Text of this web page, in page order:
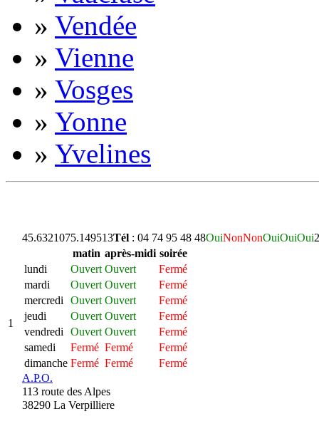
» Vendée
» Vienne
» Vosges
» Yonne
» Yvelines
1
45.6321075.149513Tél : 04 74 95 48 48OuiNonNonOuiOuiOui
matin après-midi soirée
lundi
Ouvert Ouvert
Fermé
mardi
Ouvert Ouvert
Fermé
mercredi
Ouvert Ouvert
Fermé
jeudi
Ouvert Ouvert
Fermé
vendredi
Ouvert Ouvert
Fermé
samedi
Fermé Fermé
Fermé
dimanche Fermé Fermé Fermé
A.P.O.
113 route des Alpes
38290 La Verpilliere